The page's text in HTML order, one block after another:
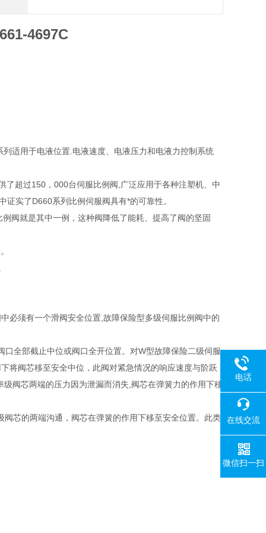
4697C
适用于电液位置.电液速度、电液压力和电液力控制系统
超过150，000台伺服比例阀,广泛应用于各种注塑机、中
实了D660系列比例伺服阀具有*的可靠性。
阀就是其中一例，这种阀降低了能耗、提高了阀的坚固
必须有一个滑阀安全位置,故障保险型多级伺服比例阀中的
全部截止中位或阀口全开位置。对W型故障保险二级伺服
将阀芯移至安全中位，此阀对紧急情况的响应速度与阶跃
阀芯两端的压力因为泄漏而消失,阀芯在弹簧力的作用下移
芯的两端沟通，阀芯在弹簧的作用下移至安全位置。此类
电话
在线交流
微信扫一扫